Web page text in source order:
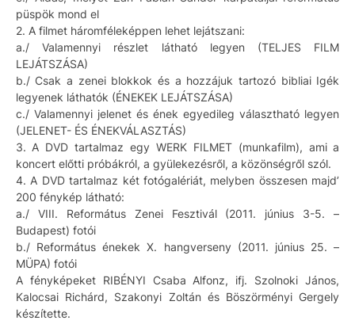
püspök mond el
2. A filmet háromféleképpen lehet lejátszani:
a./ Valamennyi részlet látható legyen (TELJES FILM
LEJÁTSZÁSA)
b./ Csak a zenei blokkok és a hozzájuk tartozó bibliai Igék
legyenek láthatók (ÉNEKEK LEJÁTSZÁSA)
c./ Valamennyi jelenet és ének egyedileg választható legyen
(JELENET- ÉS ÉNEKVÁLASZTÁS)
3. A DVD tartalmaz egy WERK FILMET (munkafilm), ami a
koncert előtti próbákról, a gyülekezésről, a közönségről szól.
4. A DVD tartalmaz két fotógalériát, melyben összesen majd’
200 fénykép látható:
a./ VIII. Református Zenei Fesztivál (2011. június 3-5. –
Budapest) fotói
b./ Református énekek X. hangverseny (2011. június 25. –
MÜPA) fotói
A fényképeket RIBÉNYI Csaba Alfonz, ifj. Szolnoki János,
Kalocsai Richárd, Szakonyi Zoltán és Böszörményi Gergely
készítette.